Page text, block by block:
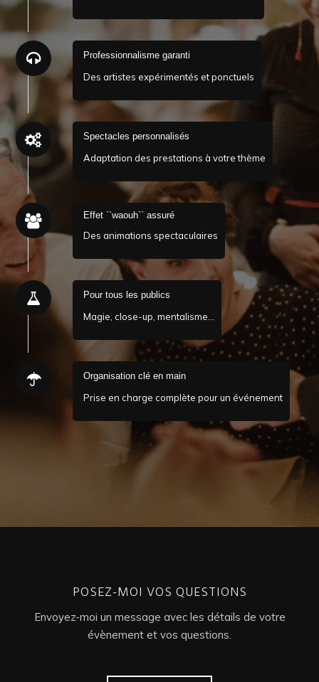
Professionnalisme garanti
Des artistes expérimentés et ponctuels
Spectacles personnalisés
Adaptation des prestations à votre thème
Effet ``waouh`` assuré
Des animations spectaculaires
Pour tous les publics
Magie, close-up, mentalisme…
Organisation clé en main
Prise en charge complète pour un événement
POSEZ-MOI VOS QUESTIONS
Envoyez-moi un message avec les détails de votre
évènement et vos questions.